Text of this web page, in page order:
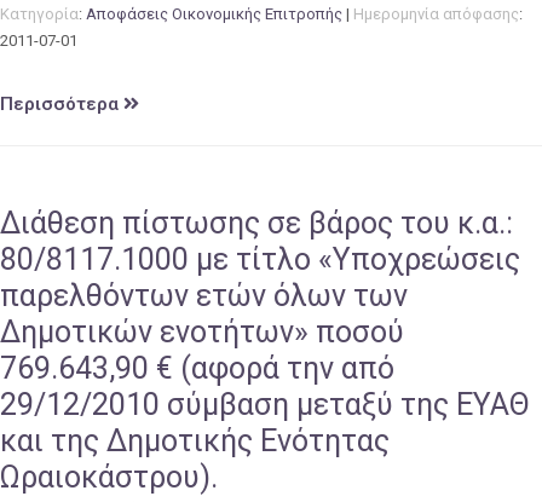
Κατηγορία: Αποφάσεις Οικονομικής Επιτροπής | Ημερομηνία απόφασης:
2011-07-01
Περισσότερα
Διάθεση πίστωσης σε βάρος του κ.α.:
80/8117.1000 με τίτλο «Υποχρεώσεις
παρελθόντων ετών όλων των
Δημοτικών ενοτήτων» ποσού
769.643,90 € (αφορά την από
29/12/2010 σύμβαση μεταξύ της ΕΥΑΘ
και της Δημοτικής Ενότητας
Ωραιοκάστρου).